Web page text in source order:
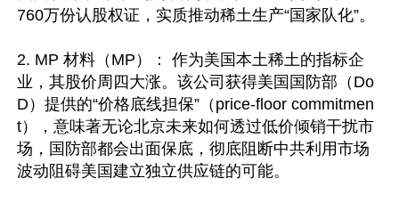
760万份认股权证，实质推动稀土生产“国家队化”。
2. MP 材料（MP）： 作为美国本土稀土的指标企
业，其股价周四大涨。该公司获得美国国防部（Do
D）提供的“价格底线担保”（price-floor commitmen
t），意味著无论北京未来如何透过低价倾销干扰市
场，国防部都会出面保底，彻底阻断中共利用市场
波动阻碍美国建立独立供应链的可能。